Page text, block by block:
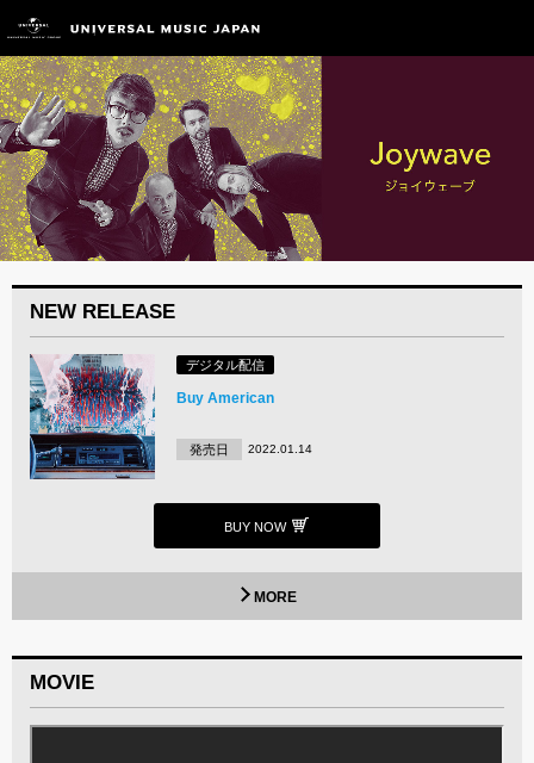
NEW RELEASE
デジタル配信
Buy American
発売日 2022.01.14
BUY NOW
MORE
MOVIE